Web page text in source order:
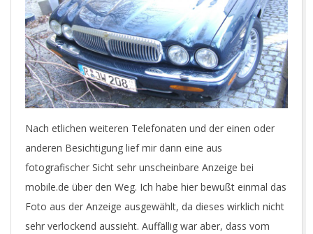
Nach etlichen weiteren Telefonaten und der einen oder
anderen Besichtigung lief mir dann eine aus
fotografischer Sicht sehr unscheinbare Anzeige bei
mobile.de über den Weg. Ich habe hier bewußt einmal das
Foto aus der Anzeige ausgewählt, da dieses wirklich nicht
sehr verlockend aussieht. Auffällig war aber, dass vom